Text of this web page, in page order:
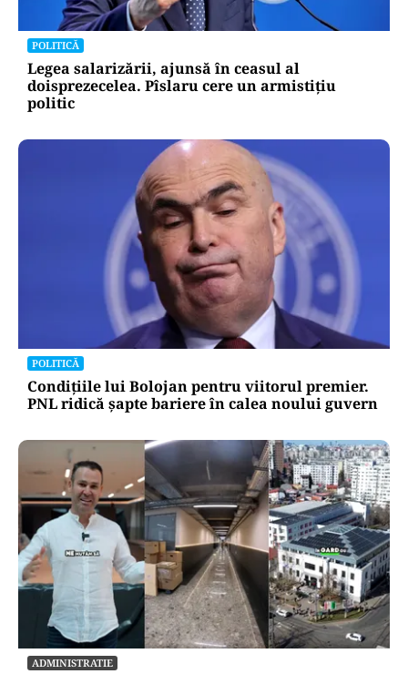
POLITICĂ
Legea salarizării, ajunsă în ceasul al
doisprezecelea. Pîslaru cere un armistițiu
politic
POLITICĂ
Condițiile lui Bolojan pentru viitorul premier.
PNL ridică șapte bariere în calea noului guvern
ADMINISTRATIE